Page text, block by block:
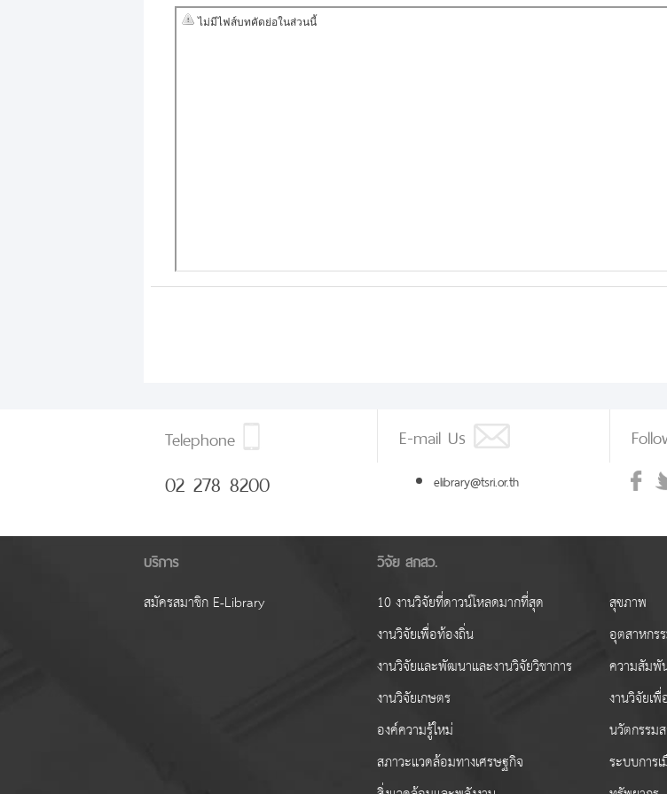
Telephone
02 278 8200
E-mail Us
elibrary@tsri.or.th
บริการ
สมัครสมาชิก E-Library
วิจัย สกสว.
10 งานวิจัยที่ดาวน์โหลดมากที่สุด
งานวิจัยเพื่อท้องถิ่น
งานวิจัยและพัฒนาและงานวิจัยวิชาการ
งานวิจัยเกษตร
องค์ความรู้ใหม่
สภาวะแวดล้อมทางเศรษฐกิจ
สุขภาพ
อุตสาหกร
ความสัมพั
งานวิจัยเ
นวัตกรรม
ระบบการ